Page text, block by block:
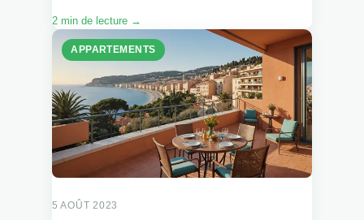
2 min de lecture →
APPARTEMENTS
5 AOÛT 2023